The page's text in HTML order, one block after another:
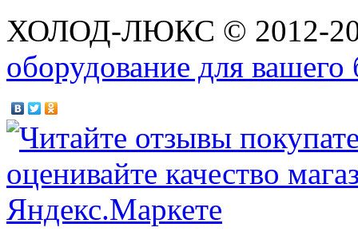
ХОЛОД-ЛЮКС © 2012-
оборудование для вашего